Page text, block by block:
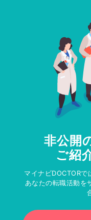
非公開
ご紹
マイナビDOCTOR
あなたの転職活動を